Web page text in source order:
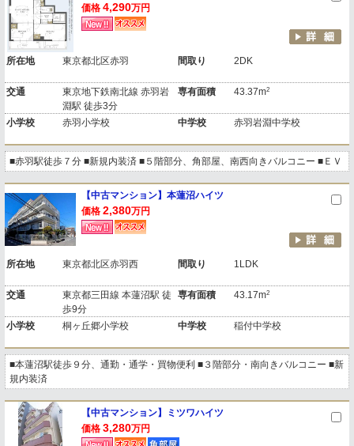
価格 4,290万円
所在地 東京都北区赤羽 間取り 2DK
交通
東京地下鉄南北線 赤羽岩
淵駅 徒歩3分
専有面積 43.37m2
小学校 赤羽小学校 中学校 赤羽岩淵中学校
■赤羽駅徒歩７分 ■新規内装済 ■５階部分、角部屋、南西向きバルコニー ■ＥＶ
【中古マンション】本蓮沼ハイツ
価格 2,380万円
所在地 東京都北区赤羽西 間取り 1LDK
交通
東京都三田線 本蓮沼駅 徒
歩9分
専有面積 43.17m2
小学校 桐ヶ丘郷小学校 中学校 稲付中学校
■本蓮沼駅徒歩９分、通勤・通学・買物便利 ■３階部分・南向きバルコニー ■新
規内装済
【中古マンション】ミツワハイツ
価格 3,280万円